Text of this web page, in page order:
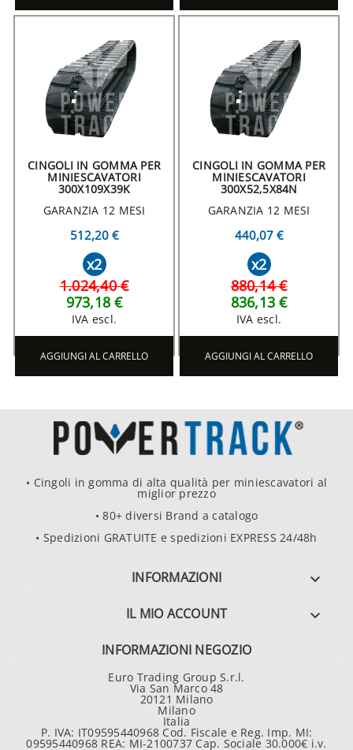
CINGOLI IN GOMMA PER
MINIESCAVATORI
300X109X39K
GARANZIA 12 MESI
512,20 €
x2
1.024,40 €
973,18 €
IVA escl.
AGGIUNGI AL CARRELLO
CINGOLI IN GOMMA PER
MINIESCAVATORI
300X52,5X84N
GARANZIA 12 MESI
440,07 €
x2
880,14 €
836,13 €
IVA escl.
AGGIUNGI AL CARRELLO
• Cingoli in gomma di alta qualità per miniescavatori al
miglior prezzo
• 80+ diversi Brand a catalogo
• Spedizioni GRATUITE e spedizioni EXPRESS 24/48h
INFORMAZIONI 
IL MIO ACCOUNT 
INFORMAZIONI NEGOZIO
Euro Trading Group S.r.l.
Via San Marco 48
20121 Milano
Milano
Italia
P. IVA: IT09595440968 Cod. Fiscale e Reg. Imp. MI:
09595440968 REA: MI-2100737 Cap. Sociale 30.000€ i.v.